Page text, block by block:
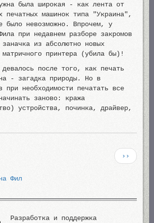
была широкая - как лента от
печатных машинок типа "Украина",
было невозможно. Впрочем, у
при недавнем разборе закромов
заначка из абсолютно новых
матричного принтера (убила бы)!
после того, как печать
- загадка природы. Но в
при необходимости печатать все
заново: кража
устройства, починка, драйвер,
страница
››
Фил
Разработка и поддержка